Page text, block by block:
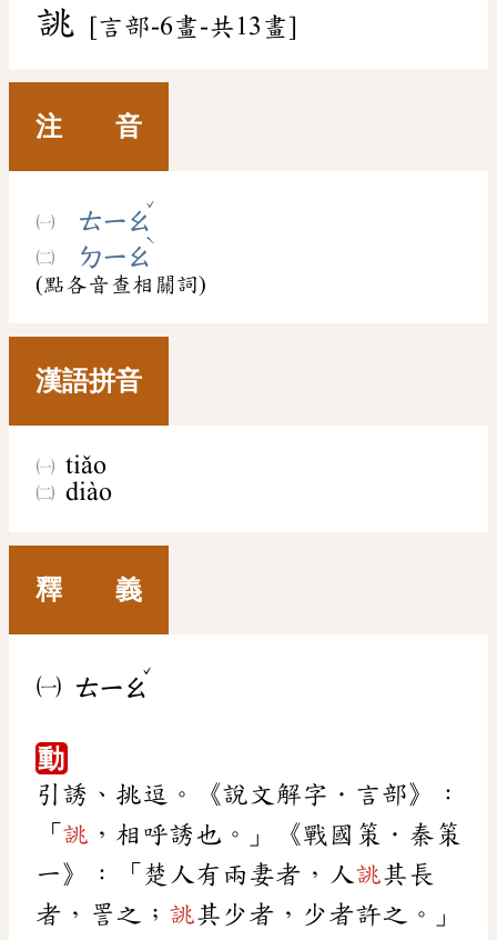
誂 [言部-6畫-共13畫]
注 音
ㄊㄧㄠ
ˇ
ㄉㄧㄠ
ˋ
(點各音查相關詞)
漢語拼音
tiǎo
diào
釋 義
㈠ ㄊㄧㄠ
ˇ
動
引誘、挑逗。《說文解字．言部》：
「 誂 ，相呼誘也。」《戰國策．秦策
一》：「楚人有兩妻者，人誂其長
者，詈之； 誂其少者，少者許之。」